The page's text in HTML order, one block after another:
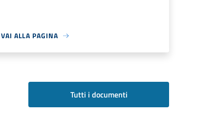
VAI ALLA PAGINA
Tutti i documenti